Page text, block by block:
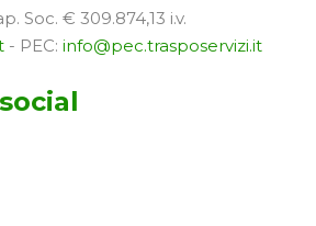
Soc. € 309.874,13 i.v.
- PEC: info@pec.trasposervizi.it